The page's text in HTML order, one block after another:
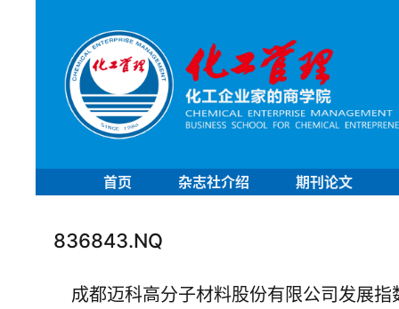
首页 杂志社介绍 期刊论文
836843.NQ
成都迈科高分子材料股份有限公司发展指